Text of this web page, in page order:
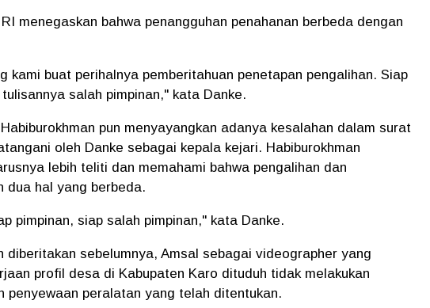
menegaskan bahwa penangguhan penahanan berbeda dengan
kami buat perihalnya pemberitahuan penetapan pengalihan. Siap
salah pimpinan," kata Danke.
pun menyayangkan adanya kesalahan dalam surat
oleh Danke sebagai kepala kejari. Habiburokhman
lebih teliti dan memahami bahwa pengalihan dan
dua hal yang berbeda.
pimpinan, siap salah pimpinan," kata Danke.
diberitakan sebelumnya, Amsal sebagai videographer yang
profil desa di Kabupaten Karo dituduh tidak melakukan
penyewaan peralatan yang telah ditentukan.